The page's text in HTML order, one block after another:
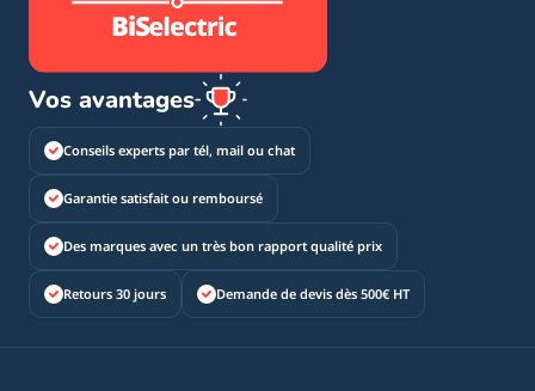
Vos avantages
Conseils experts par tél, mail ou chat
Garantie satisfait ou remboursé
Des marques avec un très bon rapport qualité prix
Retours 30 jours Demande de devis dès 500€ HT